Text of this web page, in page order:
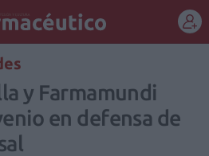
REGÍSTRATE
y Farmamundi
en defensa de